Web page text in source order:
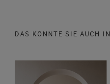
DAS KÖNNTE SIE AUCH